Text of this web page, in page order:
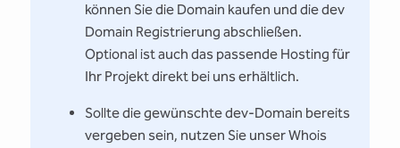
können Sie die Domain kaufen und die dev
Domain Registrierung abschließen.
Optional ist auch das passende Hosting für
Ihr Projekt direkt bei uns erhältlich.
Sollte die gewünschte dev-Domain bereits
vergeben sein, nutzen Sie unser Whois